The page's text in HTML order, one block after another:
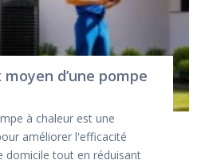
d’une pompe
à chaleur est une
améliorer l'efficacité
domicile tout en réduisant